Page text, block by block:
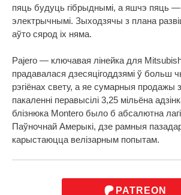
пяць будуць гібрыднымі, а яшчэ пяць
электрычнымі. Зыходзячы з плана
аўто сярод іх няма.
Pajero — ключавая лінейка для
прадавалася дзесяцігоддзямі ў больш
рэгіёнах свету, а яе сумарныя продажы
пакаленні перавысілі 3,25 мільёна
блізнюка Montero было б абсалютна
Паўночнай Амерыкі, дзе рамныя
карыстаюцца велізарным попытам.
PATREON